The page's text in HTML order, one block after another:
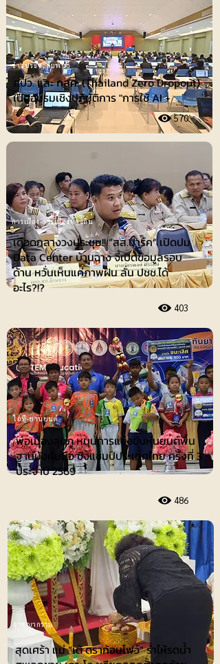
ข่าวประชาสัมพันธ์
สปว. และ กสศ. (Thailand Zero Dropout)
เปิดอบรมเชิงปฏิบัติการ "การใช้ AI +
570
เดือดกลางวงประชุม!! “สส.ปาร์ค” เปิดปม
Data Center บ้านฉาง จี้เปิดข้อมูลรอบ
ด้าน หวั่นเห็นแค่ภาพฝัน ลั่น ปชช.ได้
อะไร?!?
403
การเมือง-การเมืองท้องถิ่น
ไอที-ยานยนต์
พ่อเมืองลุ่มภู หนุนการแข่งขันหุ่นยนต์พื้น
ฐานบังคับมือ ชิงแชมป์ประเทศไทย ครั้งที่ 3
ประจำปี 2569
486
สุดเศร้า แม่ “เต้ ดราก้อนไฟว์” ร่ำไห้รดน้ำ
อาชญากรรม